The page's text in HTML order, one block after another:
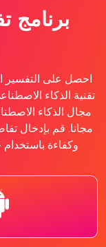
برنامج
احصل على التفسير
تقنية الذكاء
مجال الذكاء
مجانا. قم بإدخال
وكفاءة باستخدام